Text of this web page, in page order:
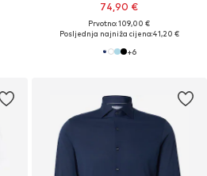
74,90 €
Prvotno: 109,00 €
Posljednja najniža cijena:41,20 €
+6